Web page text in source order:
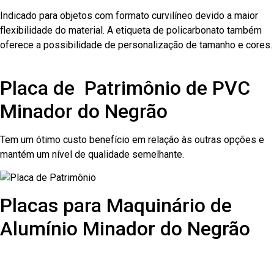
Indicado para objetos com formato curvilíneo devido a maior
flexibilidade do material. A etiqueta de policarbonato também
oferece a possibilidade de personalização de tamanho e cores.
Placa de Patrimônio de PVC
Minador do Negrão
Tem um ótimo custo benefício em relação às outras opções e
mantém um nível de qualidade semelhante.
Placas para Maquinário de
Alumínio Minador do Negrão